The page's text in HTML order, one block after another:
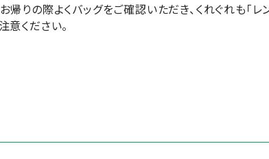
帰りの際よくバッグをご確認いただき、くれぐれも「
意ください。